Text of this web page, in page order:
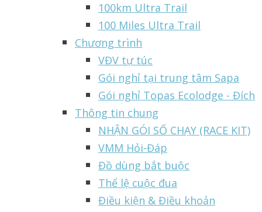
100km Ultra Trail
100 Miles Ultra Trail
Chương trình
VĐV tự túc
Gói nghỉ tại trung tâm Sapa
Gói nghỉ Topas Ecolodge - Đích
Thông tin chung
NHẬN GÓI SỐ CHẠY (RACE KIT)
VMM Hỏi-Đáp
Đồ dùng bắt buộc
Thể lệ cuộc đua
Điều kiện & Điều khoản